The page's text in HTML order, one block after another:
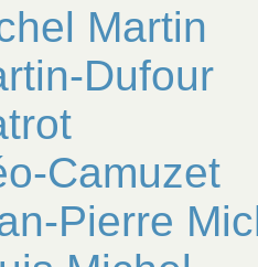
Martin
Dufour
Camuzet
Pierre